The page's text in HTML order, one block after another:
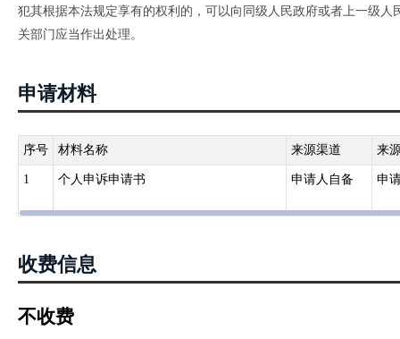
犯其根据本法规定享有的权利的，可以向同级人民政府或者上一级
关部门应当作出处理。
申请材料
序号 材料名称 来源渠道 来
1 个人申诉申请书 申请人自备 申
收费信息
不收费